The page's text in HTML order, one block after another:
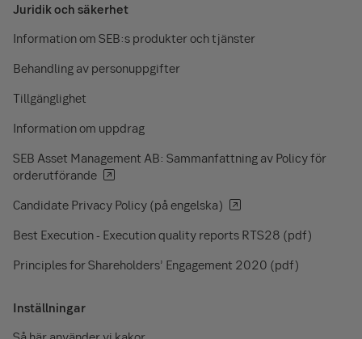
Juridik och säkerhet
Information om SEB:s produkter och tjänster
Behandling av personuppgifter
Tillgänglighet
Information om uppdrag
SEB Asset Management AB: Sammanfattning av Policy för
orderutförande
Candidate Privacy Policy (på engelska)
Best Execution - Execution quality reports RTS28 (pdf)
Principles for Shareholders’ Engagement 2020 (pdf)
Inställningar